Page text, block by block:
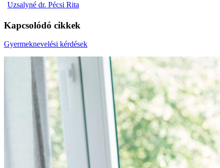
Uzsalyné dr. Pécsi Rita
Kapcsolódó cikkek
Gyermeknevelési kérdések